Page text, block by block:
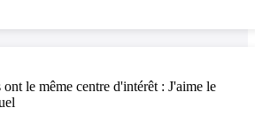
ont le même centre d'intérêt : J'aime le